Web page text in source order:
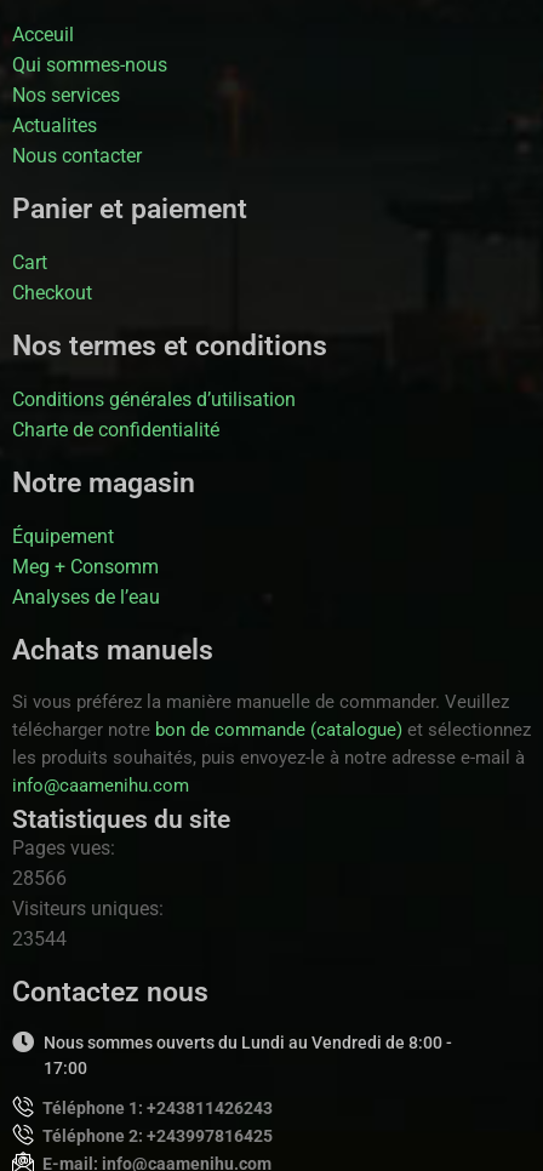
Acceuil
Qui sommes-nous
Nos services
Actualites
Nous contacter
Panier et paiement
Cart
Checkout
Nos termes et conditions
Conditions générales d’utilisation
Charte de confidentialité
Notre magasin
Équipement
Meg + Consomm
Analyses de l’eau
Achats manuels
Si vous préférez la manière manuelle de commander. Veuillez
télécharger notre bon de commande (catalogue) et sélectionnez
les produits souhaités, puis envoyez-le à notre adresse e-mail à
info@caamenihu.com
Statistiques du site
Pages vues:
28566
Visiteurs uniques:
23544
Contactez nous
Nous sommes ouverts du Lundi au Vendredi de 8:00 -
17:00
Téléphone 1: +243811426243
Téléphone 2: +243997816425
E-mail: info@caamenihu.com